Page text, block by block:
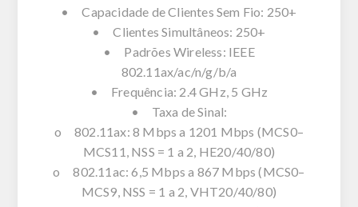
• Capacidade de Clientes Sem Fio: 250+
• Clientes Simultâneos: 250+
• Padrões Wireless: IEEE
802.11ax/ac/n/g/b/a
• Frequência: 2.4 GHz, 5 GHz
• Taxa de Sinal:
o 802.11ax: 8 Mbps a 1201 Mbps (MCS0–
MCS11, NSS = 1 a 2, HE20/40/80)
o 802.11ac: 6,5 Mbps a 867 Mbps (MCS0–
MCS9, NSS = 1 a 2, VHT20/40/80)